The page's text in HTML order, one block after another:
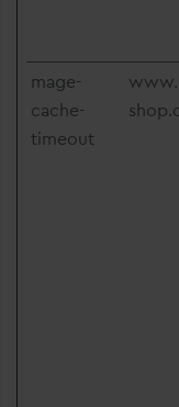
mage-
cache-
timeout